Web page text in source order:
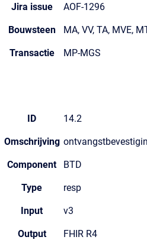
Jira issue AOF-1296
Bouwsteen MA, VV, TA, MVE,
Transactie MP-MGS
ID 14.2
Omschrijving
Component BTD
Type resp
Input v3
Output FHIR R4